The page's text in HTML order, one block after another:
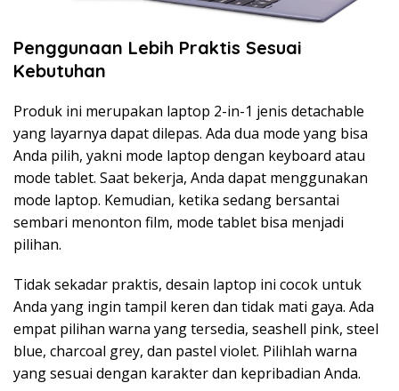
Penggunaan Lebih Praktis Sesuai
Kebutuhan
Produk ini merupakan laptop 2-in-1 jenis detachable
yang layarnya dapat dilepas. Ada dua mode yang bisa
Anda pilih, yakni mode laptop dengan keyboard atau
mode tablet. Saat bekerja, Anda dapat menggunakan
mode laptop. Kemudian, ketika sedang bersantai
sembari menonton film, mode tablet bisa menjadi
pilihan.
Tidak sekadar praktis, desain laptop ini cocok untuk
Anda yang ingin tampil keren dan tidak mati gaya. Ada
empat pilihan warna yang tersedia, seashell pink, steel
blue, charcoal grey, dan pastel violet. Pilihlah warna
yang sesuai dengan karakter dan kepribadian Anda.